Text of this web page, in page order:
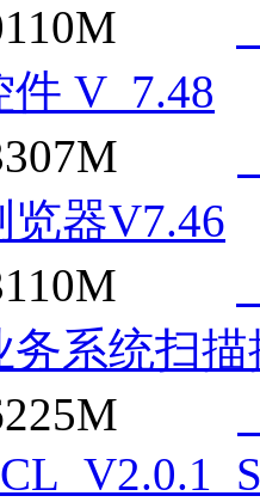
110M
V_7.48
307M
器V7.46
110M
系统扫描
225M